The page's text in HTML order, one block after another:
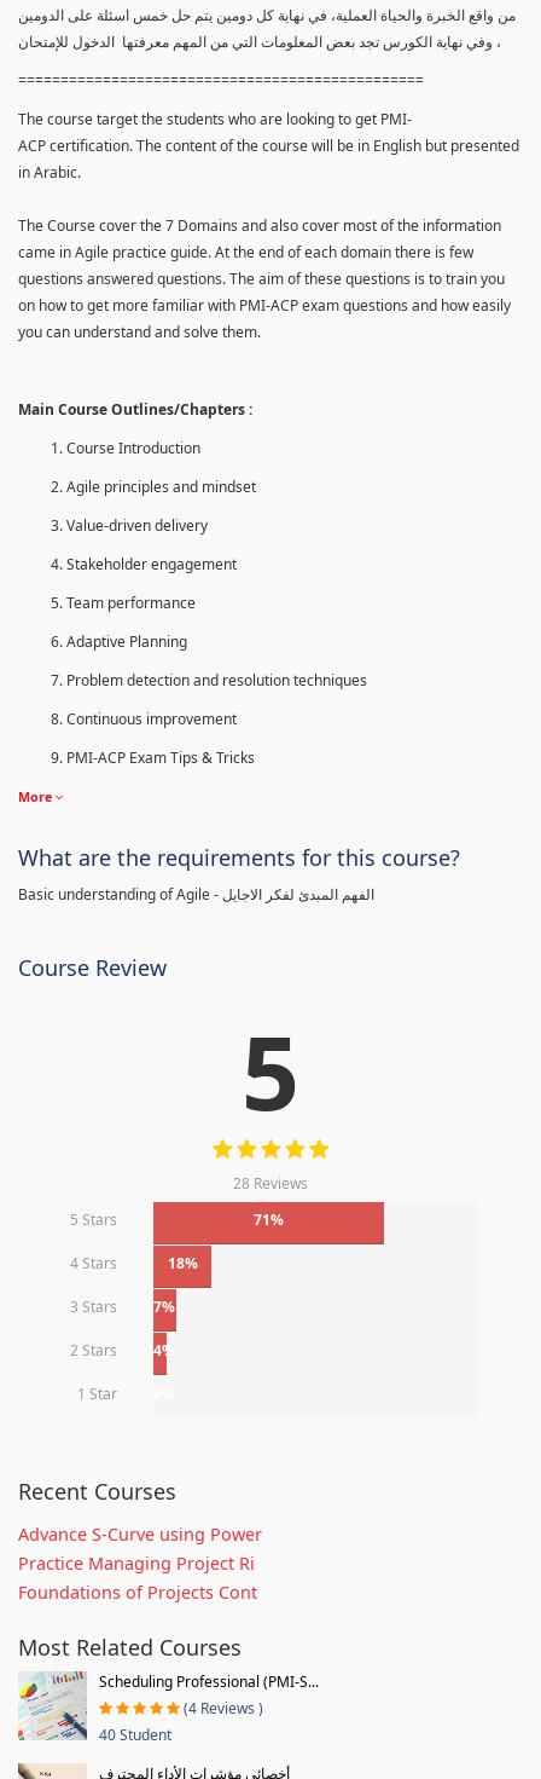
من واقع الخبرة والحياة العملية، في نهاية كل دومين يتم حل خمس اسئلة على الدومين
، وفي نهاية الكورس تجد بعض المعلومات التي من المهم معرفتها الدخول للإمتحان
================================================
The course target the students who are looking to get PMI-
ACP certification. The content of the course will be in English but presented
in Arabic.
The Course cover the 7 Domains and also cover most of the information
came in Agile practice guide. At the end of each domain there is few
questions answered questions. The aim of these questions is to train you
on how to get more familiar with PMI-ACP exam questions and how easily
you can understand and solve them.
Main Course Outlines/Chapters :
Course Introduction
Agile principles and mindset
Value-driven delivery
Stakeholder engagement
Team performance
Adaptive Planning
Problem detection and resolution techniques
Continuous improvement
PMI-ACP Exam Tips & Tricks
More
What are the requirements for this course?
Basic understanding of Agile - الفهم المبدئ لفكر الاجايل
Course Review
5
28 Reviews
5 Stars
71%
4 Stars 18%
3 Stars 7%
2 Stars 4%
1 Star
Recent Courses
Advance S-Curve using Power
Practice Managing Project Ri
Foundations of Projects Cont
Most Related Courses
Scheduling Professional (PMI-S...
(4 Reviews )
40 Student
أخصائي مؤشرات الأداء المحترف